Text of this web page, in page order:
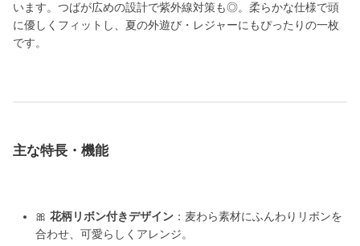
います。つばが広めの設計で紫外線対策も◎。柔らかな仕様で頭
に優しくフィットし、夏の外遊び・レジャーにもぴったりの一枚
です。
主な特長・機能
🎀 花柄リボン付きデザイン ：麦わら素材にふんわりリボンを
合わせ、可愛らしくアレンジ。